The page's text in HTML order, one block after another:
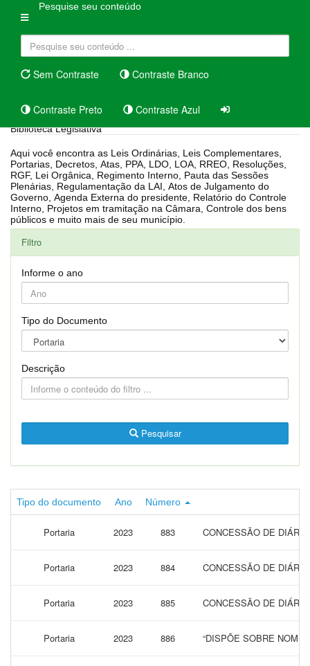
Pesquise seu conteúdo
Sem Contraste Contraste Branco
Contraste Preto Contraste Azul
Biblioteca Legislativa
Aqui você encontra as Leis Ordinárias, Leis Complementares,
Portarias, Decretos, Atas, PPA, LDO, LOA, RREO, Resoluções,
RGF, Lei Orgânica, Regimento Interno, Pauta das Sessões
Plenárias, Regulamentação da LAI, Atos de Julgamento do
Governo, Agenda Externa do presidente, Relatório do Controle
Interno, Projetos em tramitação na Câmara, Controle dos bens
públicos e muito mais de seu município.
Filtro
Informe o ano
Tipo do Documento
Descrição
Pesquisar
Tipo do documento Ano Número
Portaria 2023 883 CONCESSÃO DE
Portaria 2023 884 CONCESSÃO DE
Portaria 2023 885 CONCESSÃO DE
Portaria 2023 886 “DISPÕE SOBRE